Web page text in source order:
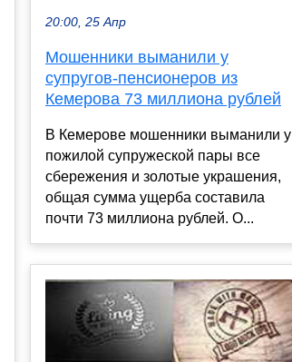
20:00, 25 Апр
Мошенники выманили у
супругов-пенсионеров из
Кемерова 73 миллиона рублей
В Кемерове мошенники выманили у
пожилой супружеской пары все
сбережения и золотые украшения,
общая сумма ущерба составила
почти 73 миллиона рублей. О...